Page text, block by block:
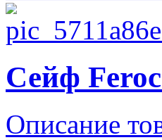
Сейф
Описание